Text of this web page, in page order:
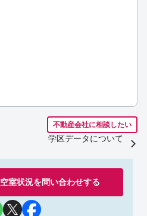
不動産会社に相談したい
学区データについて
空室状況を問い合わせする